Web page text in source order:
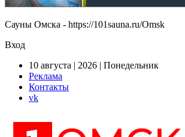
Сауны Омска - https://101sauna.ru/Omsk
Вход
10 августа | 2026 | Понедельник
Реклама
Контакты
vk